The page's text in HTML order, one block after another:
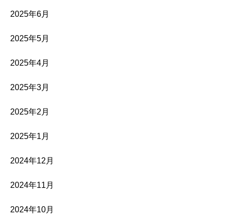
2025年6月
2025年5月
2025年4月
2025年3月
2025年2月
2025年1月
2024年12月
2024年11月
2024年10月